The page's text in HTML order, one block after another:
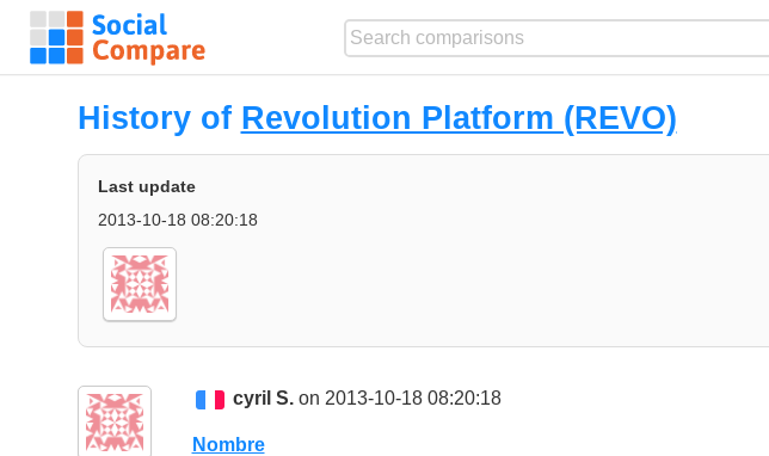
History of Revolution Platform (REVO)
Last update
2013-10-18 08:20:18
cyril S.on 2013-10-18 08:20:18
Nombre